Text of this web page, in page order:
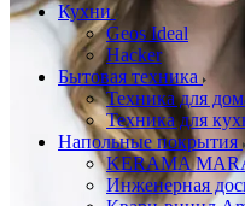
Кухни
Geos Ideal
Hacker
Бытовая техника
Техника для
Техника для
Напольные покрытия
KERAMA
Инженерная